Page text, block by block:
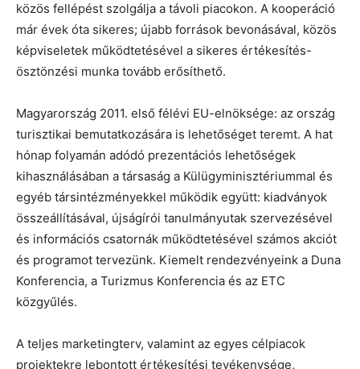
közös fellépést szolgálja a távoli piacokon. A kooperáció
már évek óta sikeres; újabb források bevonásával, közös
képviseletek működtetésével a sikeres értékesítés-
ösztönzési munka tovább erősíthető.
Magyarország 2011. első félévi EU-elnöksége: az ország
turisztikai bemutatkozására is lehetőséget teremt. A hat
hónap folyamán adódó prezentációs lehetőségek
kihasználásában a társaság a Külügyminisztériummal és
egyéb társintézményekkel működik együtt: kiadványok
összeállításával, újságírói tanulmányutak szervezésével
és információs csatornák működtetésével számos akciót
és programot tervezünk. Kiemelt rendezvényeink a Duna
Konferencia, a Turizmus Konferencia és az ETC
közgyűlés.
A teljes marketingterv, valamint az egyes célpiacok
projektekre lebontott értékesítési tevékenysége,